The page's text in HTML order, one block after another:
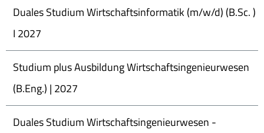
Duales Studium Wirtschaftsinformatik (m/w/d) (B.Sc. )
I 2027
Studium plus Ausbildung Wirtschaftsingenieurwesen
(B.Eng.) | 2027
Duales Studium Wirtschaftsingenieurwesen -